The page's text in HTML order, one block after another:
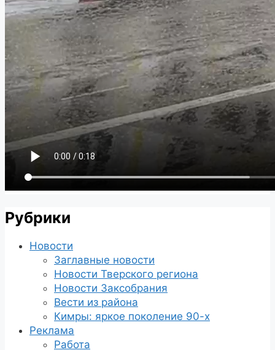
Рубрики
Новости
Заглавные новости
Новости Тверского региона
Новости Заксобрания
Вести из района
Кимры: яркое поколение 90-х
Реклама
Работа